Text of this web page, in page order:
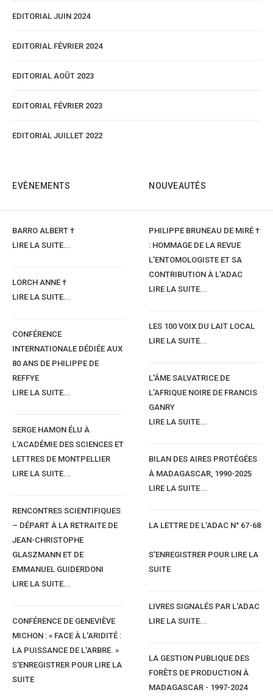
EDITORIAL JUIN 2024
EDITORIAL FÉVRIER 2024
EDITORIAL AOÛT 2023
EDITORIAL FÉVRIER 2023
EDITORIAL JUILLET 2022
EVÈNEMENTS
BARRO ALBERT †
LIRE LA SUITE...
LORCH ANNE †
LIRE LA SUITE...
CONFÉRENCE
INTERNATIONALE DÉDIÉE AUX
80 ANS DE PHILIPPE DE
REFFYE
LIRE LA SUITE...
SERGE HAMON ÉLU À
L'ACADÉMIE DES SCIENCES ET
LETTRES DE MONTPELLIER
LIRE LA SUITE...
RENCONTRES SCIENTIFIQUES
– DÉPART À LA RETRAITE DE
JEAN-CHRISTOPHE
GLASZMANN ET DE
EMMANUEL GUIDERDONI
LIRE LA SUITE...
CONFÉRENCE DE GENEVIÈVE
MICHON : « FACE À L'ARIDITÉ :
LA PUISSANCE DE L'ARBRE. »
S'ENREGISTRER POUR LIRE LA
SUITE
NOUVEAUTÉS
PHILIPPE BRUNEAU DE MIRÉ †
: HOMMAGE DE LA REVUE
L'ENTOMOLOGISTE ET SA
CONTRIBUTION À L'ADAC
LIRE LA SUITE...
LES 100 VOIX DU LAIT LOCAL
LIRE LA SUITE...
L'ÂME SALVATRICE DE
L'AFRIQUE NOIRE DE FRANCIS
GANRY
LIRE LA SUITE...
BILAN DES AIRES PROTÉGÉES
À MADAGASCAR, 1990-2025
LIRE LA SUITE...
LA LETTRE DE L'ADAC N° 67-68
S'ENREGISTRER POUR LIRE LA
SUITE
LIVRES SIGNALÉS PAR L'ADAC
LIRE LA SUITE...
LA GESTION PUBLIQUE DES
FORÊTS DE PRODUCTION À
MADAGASCAR - 1997-2024